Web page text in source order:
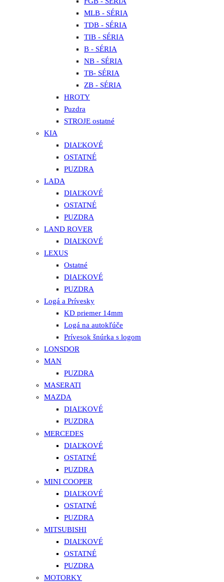
MLB - SÉRIA
TDB - SÉRIA
TIB - SÉRIA
B - SÉRIA
NB - SÉRIA
TB- SÉRIA
ZB - SÉRIA
HROTY
Puzdra
STROJE ostatné
KIA
DIAĽKOVÉ
OSTATNÉ
PUZDRA
LADA
DIAĽKOVÉ
OSTATNÉ
PUZDRA
LAND ROVER
DIAĽKOVÉ
LEXUS
Ostatné
DIAĽKOVÉ
PUZDRA
Logá a Prívesky
KD priemer 14mm
Logá na autokľúče
Prívesok šnúrka s logom
LONSDOR
MAN
PUZDRA
MASERATI
MAZDA
DIAĽKOVÉ
PUZDRA
MERCEDES
DIAĽKOVÉ
OSTATNÉ
PUZDRA
MINI COOPER
DIAĽKOVÉ
OSTATNÉ
PUZDRA
MITSUBISHI
DIAĽKOVÉ
OSTATNÉ
PUZDRA
MOTORKY